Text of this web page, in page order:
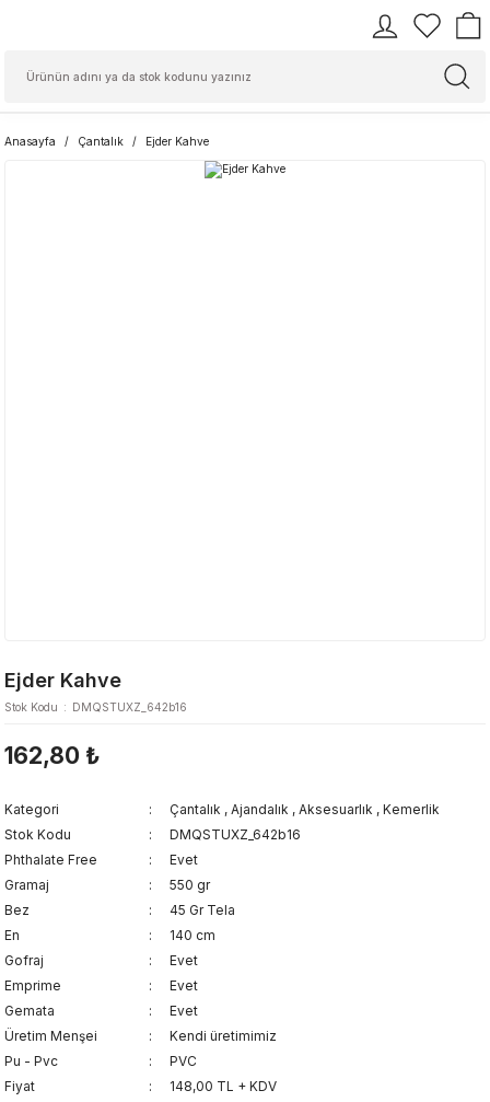
Anasayfa Çantalık Ejder Kahve
Ejder Kahve
Stok Kodu DMQSTUXZ_642b16
162,80 ₺
Kategori Çantalık , Ajandalık , Aksesuarlık , Kemerlik
Stok Kodu
DMQSTUXZ_642b16
Phthalate Free
Evet
Gramaj
550 gr
Bez
45 Gr Tela
En
140 cm
Gofraj
Evet
Emprime
Evet
Gemata
Evet
Üretim Menşei
Kendi üretimimiz
Pu - Pvc
PVC
Fiyat
148,00 TL + KDV